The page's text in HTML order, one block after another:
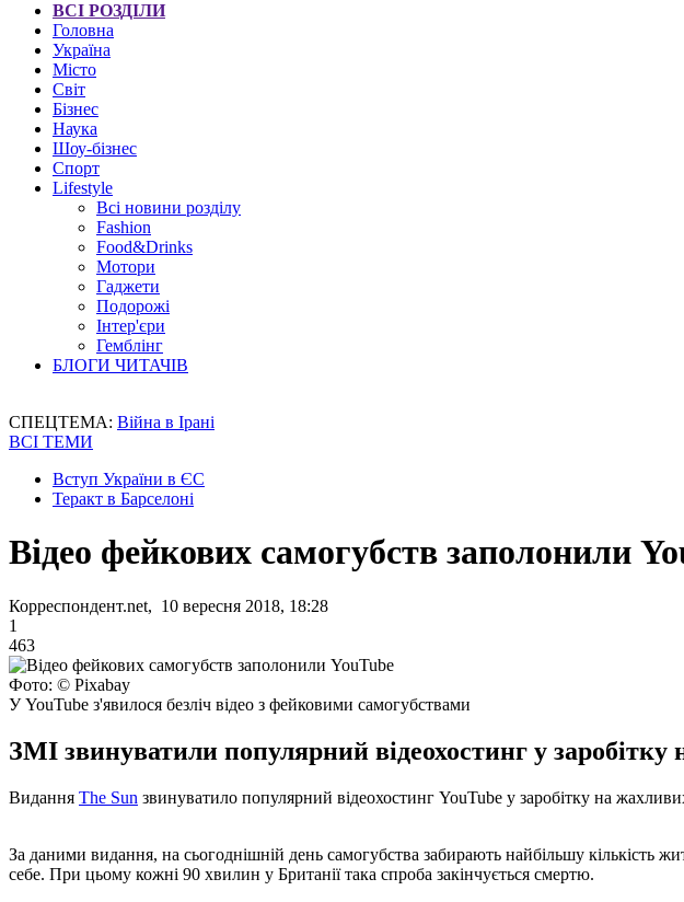
ВСІ РОЗДІЛИ
Головна
Україна
Місто
Світ
Бізнес
Наука
Шоу-бізнес
Спорт
Lifestyle
Всі новини розділу
Fashion
Food&Drinks
Мотори
Гаджети
Подорожі
Інтер'єри
Гемблінг
БЛОГИ ЧИТАЧІВ
СПЕЦТЕМА: Війна в Ірані
ВСІ ТЕМИ
Вступ України в ЄС
Теракт в Барселоні
Відео фейкових самогубств заполонили
Корреспондент.net, 10 вересня 2018, 18:28
1
463
Фото: © Pixabay
У YouTube з'явилося безліч відео з фейковими самогубствами
ЗМІ звинуватили популярний відеохостинг у
Видання The Sun звинуватило популярний відеохостинг YouTube у заробітку на
За даними видання, на сьогоднішній день самогубства забирають найбільшу кількість
себе. При цьому кожні 90 хвилин у Британії така спроба закінчується смертю.